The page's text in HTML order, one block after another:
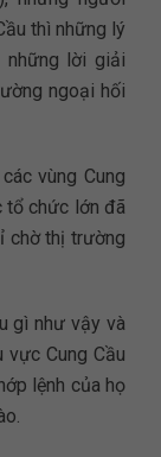
thì những lý
những lời giải
ngoại hối
vùng Cung
tổ chức lớn đã
chờ thị trường
gì như vậy và
Cung Cầu
lệnh của họ